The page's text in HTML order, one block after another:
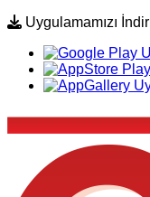
Uygulamamızı İndir